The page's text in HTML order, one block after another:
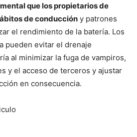
que los propietarios de
de conducción y patrones
el rendimiento de la batería. Los
pueden evitar el drenaje
al minimizar la fuga de vampiros,
y el acceso de terceros y ajustar
en consecuencia.